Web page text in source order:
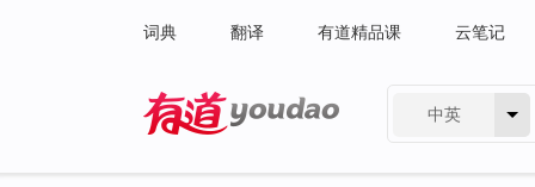
词典 翻译 有道精品课 云笔记
中英